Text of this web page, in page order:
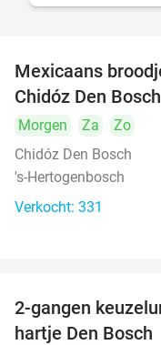
Mexicaans
Chidóz Den Bosch
Morgen Za
Zo
Chidóz Den Bosch
's-Hertogenbosch
Verkocht: 331
2-gangen
hartje Den Bosch